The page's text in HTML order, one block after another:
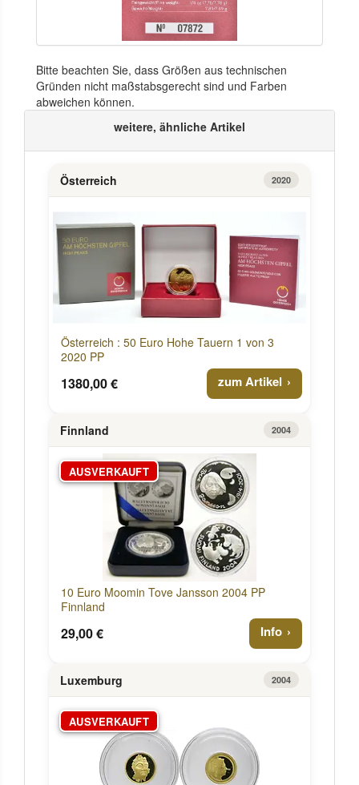
Bitte beachten Sie, dass Größen aus technischen
Gründen nicht maßstabsgerecht sind und Farben
abweichen können.
weitere, ähnliche Artikel
Österreich 2020
Österreich : 50 Euro Hohe Tauern 1 von 3
2020 PP
1380,00 € zum Artikel
Finnland 2004
AUSVERKAUFT
10 Euro Moomin Tove Jansson 2004 PP
Finnland
29,00 € Info
Luxemburg 2004
AUSVERKAUFT